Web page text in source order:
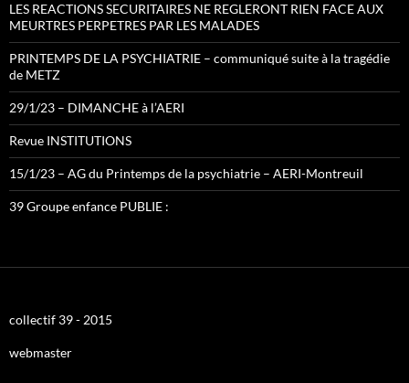
LES REACTIONS SECURITAIRES NE REGLERONT RIEN FACE AUX
MEURTRES PERPETRES PAR LES MALADES
PRINTEMPS DE LA PSYCHIATRIE – communiqué suite à la tragédie
de METZ
29/1/23 – DIMANCHE à l’AERI
Revue INSTITUTIONS
15/1/23 – AG du Printemps de la psychiatrie – AERI-Montreuil
39 Groupe enfance PUBLIE :
collectif 39 - 2015
webmaster